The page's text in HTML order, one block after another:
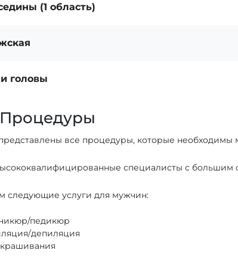
(1 область)
головы
все процедуры, которые необходимы
специалисты с большим
следующие услуги для мужчин:
педикюр
депиляция